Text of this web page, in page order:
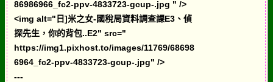
86986966_fc2-ppv-4833723-gcup-.jpg " />
<img alt="日]米之女-國稅局資料調查課E3、偵
探先生，你的背包..E2" src="
https://img1.pixhost.to/images/11769/68698
6964_fc2-ppv-4833723-gcup-.jpg" />
---